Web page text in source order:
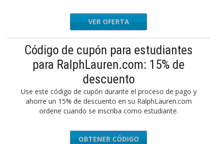
VER OFERTA
Código de cupón para estudiantes
para RalphLauren.com: 15% de
descuento
Use este código de cupón durante el proceso de pago y
ahorre un 15% de descuento en su RalphLauren.com
ordene cuando se inscriba como estudiante.
POLOU
OBTENER CÓDIGO